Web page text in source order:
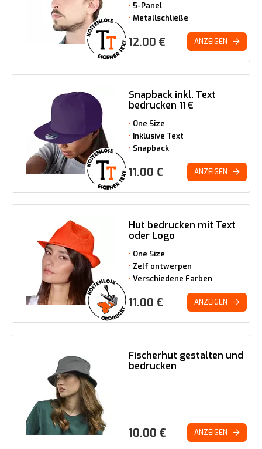
5-Panel
Metallschließe
12.00 € ANZEIGEN
Snapback inkl. Text
bedrucken 11 €
One Size
Inklusive Text
Snapback
11.00 € ANZEIGEN
Hut bedrucken mit Text
oder Logo
One Size
Zelf ontwerpen
Verschiedene Farben
11.00 € ANZEIGEN
Fischerhut gestalten und
bedrucken
10.00 € ANZEIGEN